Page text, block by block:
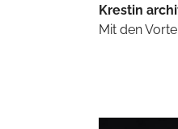
Krestin
Mit den